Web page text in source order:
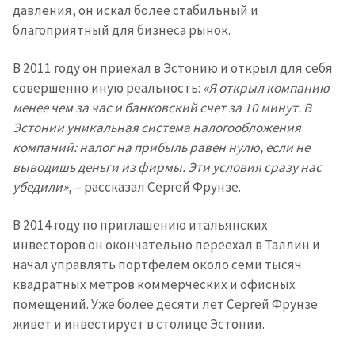
давления, он искал более стабильный и
благоприятный для бизнеса рынок.
В 2011 году он приехал в Эстонию и открыл для себя
совершенно иную реальность: «Я открыл компанию
менее чем за час и банковский счет за 10 минут. В
Эстонии уникальная система налогообложения
компаний: налог на прибыль равен нулю, если не
выводишь деньги из фирмы. Эти условия сразу нас
убедили», – рассказал Сергей Фрунзе.
В 2014 году по приглашению итальянских
инвесторов он окончательно переехал в Таллин и
начал управлять портфелем около семи тысяч
квадратных метров коммерческих и офисных
помещений. Уже более десяти лет Сергей Фрунзе
живет и инвестирует в столице Эстонии.